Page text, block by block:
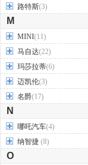
路特斯(3)
M
MINI(11)
马自达(22)
玛莎拉蒂(6)
迈凯伦(3)
名爵(17)
N
哪吒汽车(4)
纳智捷 (8)
O